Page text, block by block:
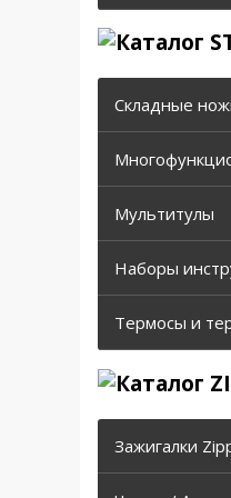
Складные
Мультитулы
Наборы
Термосы и
Зажигалки